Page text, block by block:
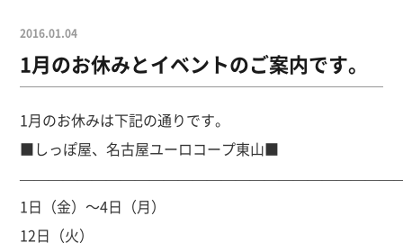
2016.01.04
1月のお休みとイベントのご案内です。
1月のお休みは下記の通りです。
■しっぽ屋、名古屋ユーロコープ東山■
1日（金）～4日（月）
12日（火）